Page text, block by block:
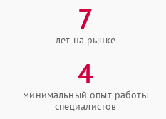
7
лет на рынке
4
минимальный опыт работы
специалистов